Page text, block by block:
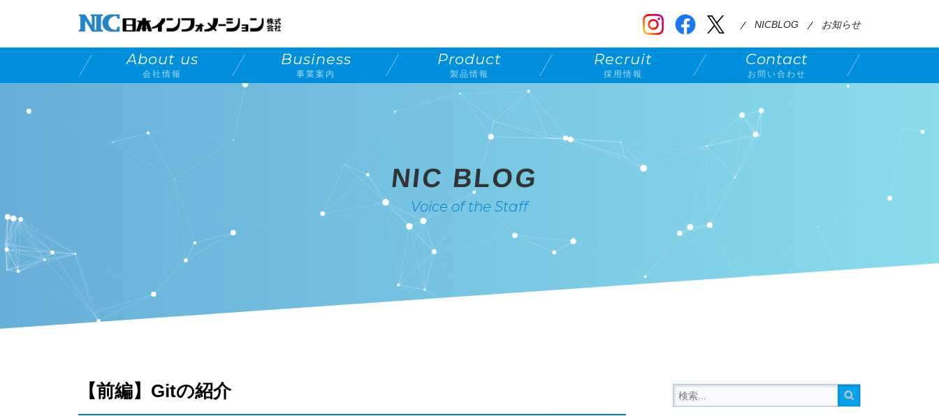
NICBLOG お知らせ
About us
会社情報
Business
事業案内
Product
製品情報
Recruit
採用情報
Contact
お問い合わせ
NIC BLOG
Voice of the Staff
【前編】Gitの紹介